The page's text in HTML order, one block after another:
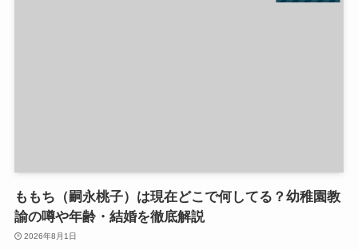
ももち（嗣永桃子）は現在どこで何してる？幼稚園教
諭の噂や年齢・結婚を徹底解説
2026年8月1日